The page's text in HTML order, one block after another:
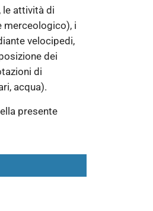
le attività di
merceologico), i
velocipedi,
dei
di
acqua).
presente